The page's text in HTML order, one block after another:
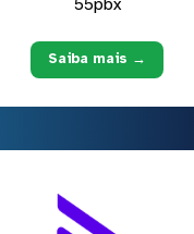
Saiba mais →